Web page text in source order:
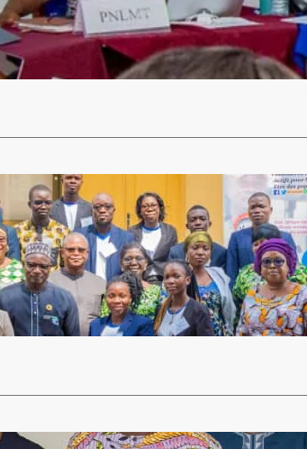
‘’Non aux Maladies Tropicales
15 au 17…
de gouvernance des données de
les parlementaires pour l’adhésion du
1 mai 2024
de gouvernance des données de santé :
pour…